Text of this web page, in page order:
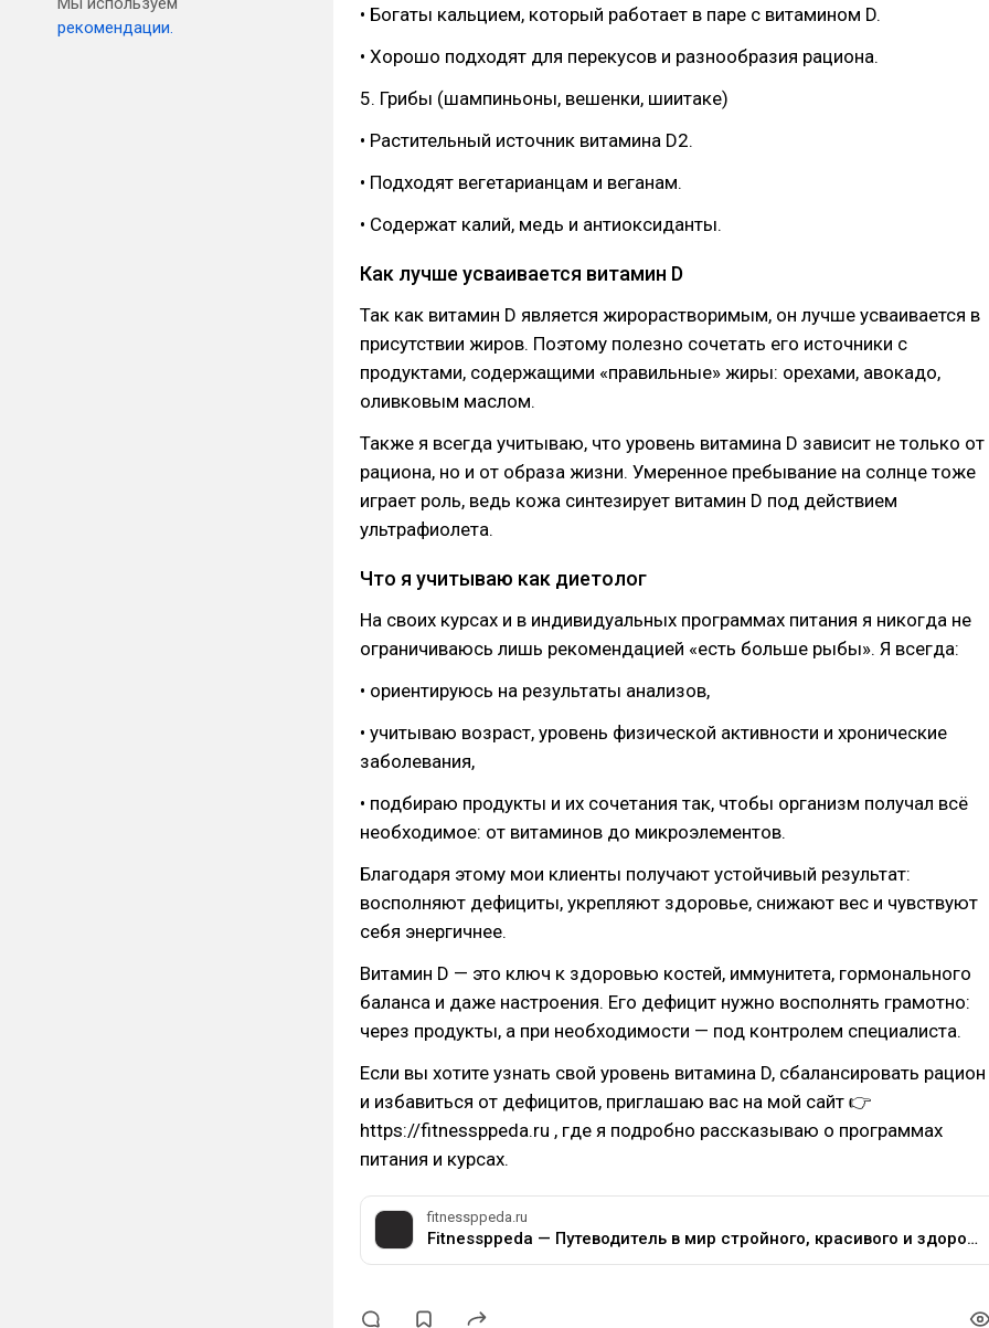
рекомендации.
• Богаты кальцием, который работает в паре с витамином D.
• Хорошо подходят для перекусов и разнообразия рациона.
5. Грибы (шампиньоны, вешенки, шиитаке)
• Растительный источник витамина D2.
• Подходят вегетарианцам и веганам.
• Содержат калий, медь и антиоксиданты.
Как лучше усваивается витамин D
Так как витамин D является жирорастворимым, он лучше усваивается в
присутствии жиров. Поэтому полезно сочетать его источники с
продуктами, содержащими «правильные» жиры: орехами, авокадо,
оливковым маслом.
Также я всегда учитываю, что уровень витамина D зависит не только от
рациона, но и от образа жизни. Умеренное пребывание на солнце тоже
играет роль, ведь кожа синтезирует витамин D под действием
ультрафиолета.
Что я учитываю как диетолог
На своих курсах и в индивидуальных программах питания я никогда не
ограничиваюсь лишь рекомендацией «есть больше рыбы». Я всегда:
• ориентируюсь на результаты анализов,
• учитываю возраст, уровень физической активности и хронические
заболевания,
• подбираю продукты и их сочетания так, чтобы организм получал всё
необходимое: от витаминов до микроэлементов.
Благодаря этому мои клиенты получают устойчивый результат:
восполняют дефициты, укрепляют здоровье, снижают вес и чувствуют
себя энергичнее.
Витамин D — это ключ к здоровью костей, иммунитета, гормонального
баланса и даже настроения. Его дефицит нужно восполнять грамотно:
через продукты, а при необходимости — под контролем специалиста.
Если вы хотите узнать свой уровень витамина D, сбалансировать рацион
и избавиться от дефицитов, приглашаю вас на мой сайт 👉
https://fitnessppeda.ru , где я подробно рассказываю о программах
питания и курсах.
fitnessppeda.ru
Fitnessppeda — Путеводитель в мир стройного, красивого и здорового тела